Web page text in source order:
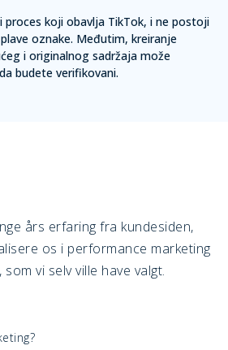
proces koji obavlja TikTok, i ne postoji
oznake. Međutim, kreiranje
i originalnog sadržaja može
budete verifikovani.
års erfaring fra kundesiden,
os i performance marketing
vi selv ville have valgt.